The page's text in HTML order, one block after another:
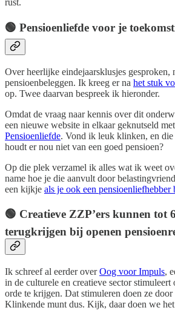
rust.
🟢 Pensioenliefde voor je
Over heerlijke eindejaarsklusjes gesproken,
pensioenbeleggen. Ik kreeg er na het stuk
op. Twee daarvan bespreek ik hieronder.
Omdat de vraag naar kennis over dit
een nieuwe website in elkaar geknutseld
Pensioenliefde. Vond ik leuk klinken, en
houdt er nou niet van een goed pensioen?
Op die plek verzamel ik alles wat ik weet
name hoe je die aanvult door
een kijkje als je ook een pensioenliefhebber
🟢 Creatieve ZZP’ers kunnen tot
terugkrijgen bij openen
Ik schreef al eerder overOog voor Impuls,
in de culturele en creatieve sector
orde te krijgen. Dat stimuleren doen ze
Klinkende munt dus. Kijk, daar doen we